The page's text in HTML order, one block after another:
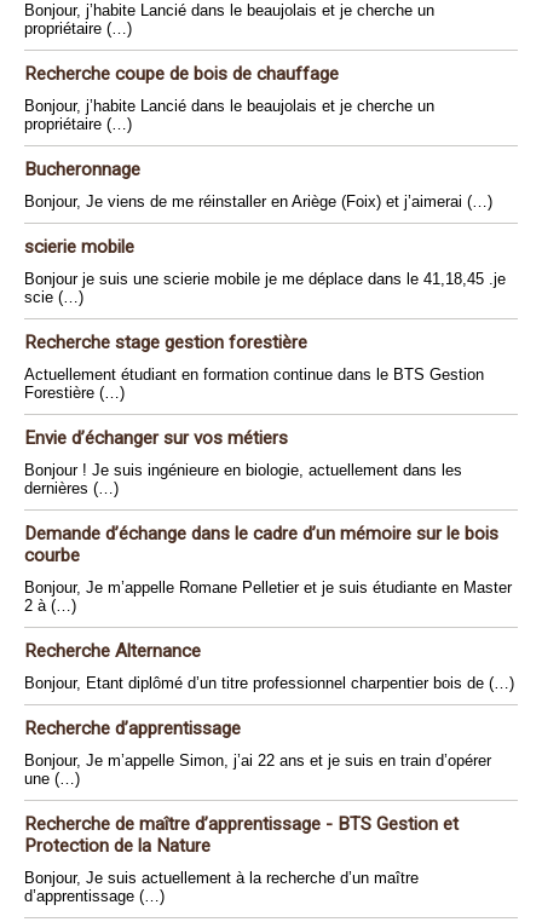
Bonjour, j’habite Lancié dans le beaujolais et je cherche un
propriétaire (…)
Recherche coupe de bois de chauffage
Bonjour, j’habite Lancié dans le beaujolais et je cherche un
propriétaire (…)
Bucheronnage
Bonjour, Je viens de me réinstaller en Ariège (Foix) et j’aimerai (…)
scierie mobile
Bonjour je suis une scierie mobile je me déplace dans le 41,18,45 .je
scie (…)
Recherche stage gestion forestière
Actuellement étudiant en formation continue dans le BTS Gestion
Forestière (…)
Envie d’échanger sur vos métiers
Bonjour ! Je suis ingénieure en biologie, actuellement dans les
dernières (…)
Demande d’échange dans le cadre d’un mémoire sur le bois
courbe
Bonjour, Je m’appelle Romane Pelletier et je suis étudiante en Master
2 à (…)
Recherche Alternance
Bonjour, Etant diplômé d’un titre professionnel charpentier bois de (…)
Recherche d’apprentissage
Bonjour, Je m’appelle Simon, j’ai 22 ans et je suis en train d’opérer
une (…)
Recherche de maître d’apprentissage - BTS Gestion et
Protection de la Nature
Bonjour, Je suis actuellement à la recherche d’un maître
d’apprentissage (…)